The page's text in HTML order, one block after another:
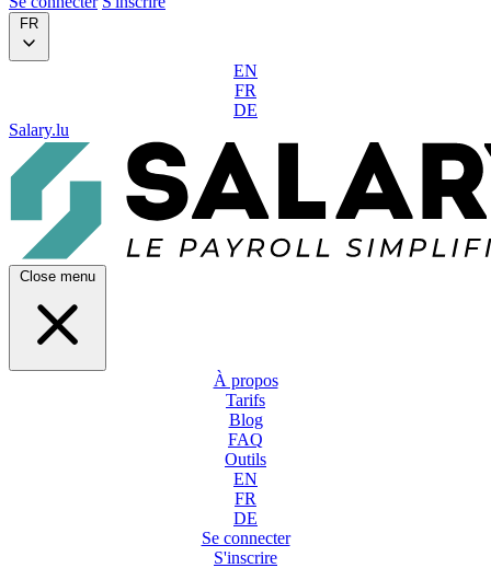
FR
EN
FR
DE
Salary.lu
Close menu
À propos
Tarifs
Blog
FAQ
Outils
EN
FR
DE
Se connecter
S'inscrire